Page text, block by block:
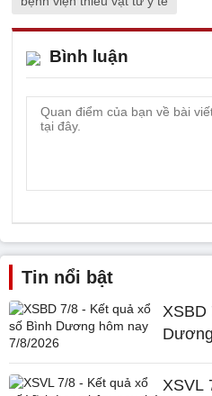
Bình luận
Tin nổi bật
XSBD
XSVL